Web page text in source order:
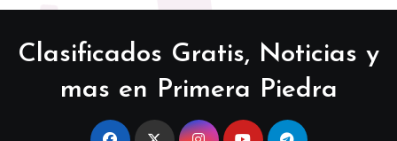
Clasificados Gratis, Noticias y
mas en Primera Piedra